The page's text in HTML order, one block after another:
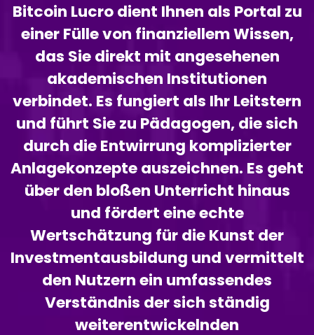
Bitcoin Lucro dient Ihnen als Portal zu
einer Fülle von finanziellem Wissen,
das Sie direkt mit angesehenen
akademischen Institutionen
verbindet. Es fungiert als Ihr Leitstern
und führt Sie zu Pädagogen, die sich
durch die Entwirrung komplizierter
Anlagekonzepte auszeichnen. Es geht
über den bloßen Unterricht hinaus
und fördert eine echte
Wertschätzung für die Kunst der
Investmentausbildung und vermittelt
den Nutzern ein umfassendes
Verständnis der sich ständig
weiterentwickelnden